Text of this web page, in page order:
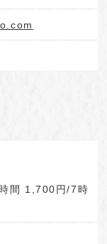
間 1,700円/7時